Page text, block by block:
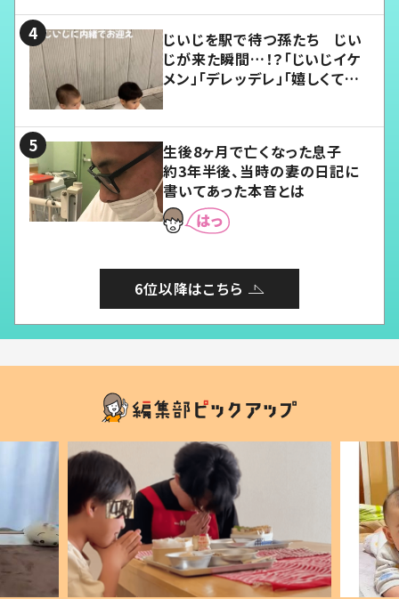
じいじを駅で待つ孫たち じい
じが来た瞬間…！？「じいじイケ
メン」「デレッデレ」「嬉しくて可
生後8ヶ月で亡くなった息子
約3年半後、当時の妻の日記に
書いてあった本音とは
6位以降はこちら